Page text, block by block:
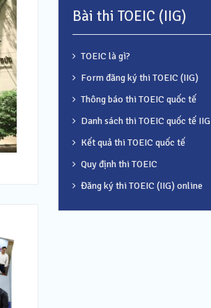
Bài thi TOEIC (IIG)
TOEIC là gì?
Form đăng ký thi TOEIC (IIG)
Thông báo thi TOEIC quốc tế
Danh sách thi TOEIC quốc tế IIG
Kết quả thi TOEIC quốc tế
Quy định thi TOEIC
Đăng ký thi TOEIC (IIG) online